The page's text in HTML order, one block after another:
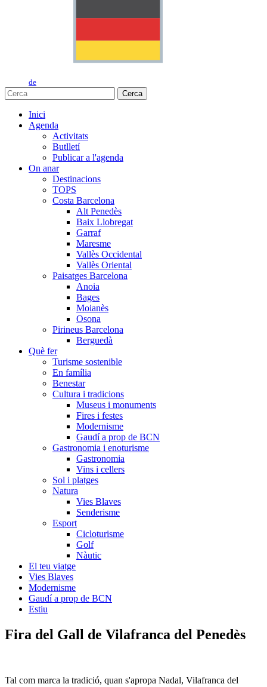
de
Cerca
Inici
Agenda
Activitats
Butlletí
Publicar a l'agenda
On anar
Destinacions
TOPS
Costa Barcelona
Alt Penedès
Baix Llobregat
Garraf
Maresme
Vallès Occidental
Vallès Oriental
Paisatges Barcelona
Anoia
Bages
Moianès
Osona
Pirineus Barcelona
Berguedà
Què fer
Turisme sostenible
En família
Benestar
Cultura i tradicions
Museus i monuments
Fires i festes
Modernisme
Gaudí a prop de BCN
Gastronomia i enoturisme
Gastronomia
Vins i cellers
Sol i platges
Natura
Vies Blaves
Senderisme
Esport
Cicloturisme
Golf
Nàutic
El teu viatge
Vies Blaves
Modernisme
Gaudí a prop de BCN
Estiu
Fira del Gall de Vilafranca del Penedès
Tal com marca la tradició, quan s'apropa Nadal, Vilafranca del